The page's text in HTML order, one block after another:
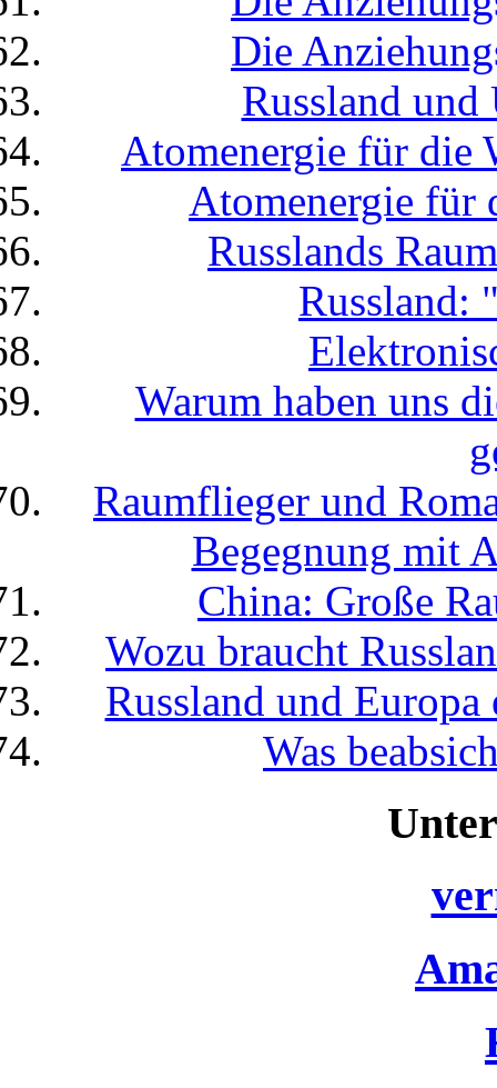
Die
Russland
Atomenergie für die
Atomenergie für
Russlands
Russland:
Warum haben uns
Raumflieger und
Begegnung mit
China: Große
Wozu braucht
Russland und
Was